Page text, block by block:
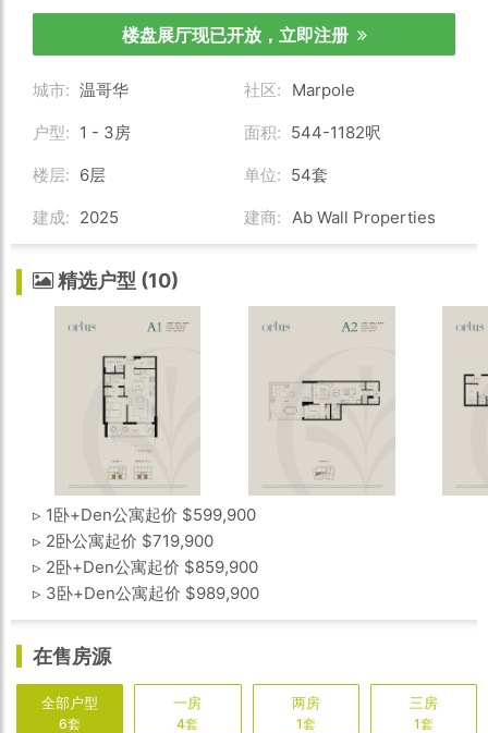
楼盘展厅现已开放，立即注册
城市: 温哥华 社区: Marpole
户型: 1 - 3房 面积: 544-1182呎
楼层: 6层 单位: 54套
建成: 2025 建商: Ab Wall Properties
精选户型 (10)
▹ 1卧+Den公寓起价 $599,900
▹ 2卧公寓起价 $719,900
▹ 2卧+Den公寓起价 $859,900
▹ 3卧+Den公寓起价 $989,900
在售房源
全部户型
6套
一房
4套
两房
1套
三房
1套